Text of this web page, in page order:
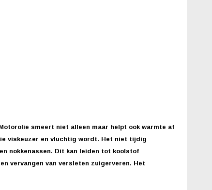
smeert niet alleen maar helpt ook warmte af
viskeuzer en vluchtig wordt. Het niet tijdig
nokkenassen. Dit kan leiden tot koolstof
vervangen van versleten zuigerveren. Het